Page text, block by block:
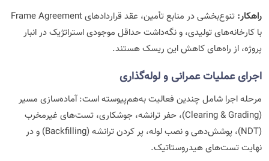
راهکار:
تنوع‌بخشی در منابع تأمین، عقد قراردادهای Frame Agreement
با کارخانه‌های تولیدی، و نگه‌داشت حداقل موجودی استراتژیک در انبار
پروژه، از راه‌های کاهش این ریسک هستند.
اجرای عملیات عمرانی و لوله‌گذاری
مرحله اجرا شامل چندین فعالیت به‌هم‌پیوسته است: آماده‌سازی مسیر
(Clearing & Grading)، حفر ترانشه، جوشکاری، تست‌های غیرمخرب
(NDT)، پوشش‌دهی و نصب لوله، پر کردن ترانشه (Backfilling) و در
نهایت تست‌های هیدروستاتیک.